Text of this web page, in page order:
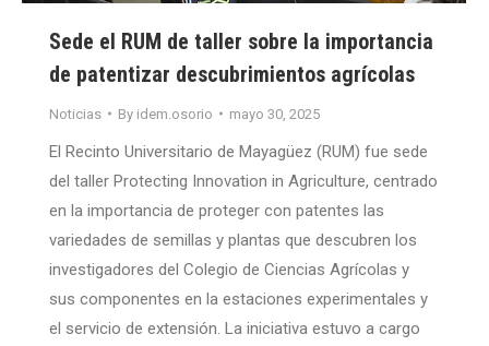
Sede el RUM de taller sobre la importancia
de patentizar descubrimientos agrícolas
Noticias By idem.osorio mayo 30, 2025
El Recinto Universitario de Mayagüez (RUM) fue sede
del taller Protecting Innovation in Agriculture, centrado
en la importancia de proteger con patentes las
variedades de semillas y plantas que descubren los
investigadores del Colegio de Ciencias Agrícolas y
sus componentes en la estaciones experimentales y
el servicio de extensión. La iniciativa estuvo a cargo